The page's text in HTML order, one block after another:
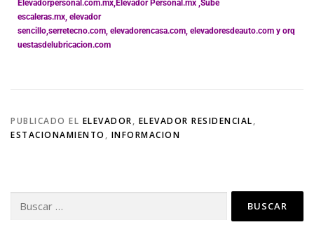
Elevadorpersonal.com.mx Elevador Personal.mx , Sube
escaleras.mx elevador
sencillo, serretecno.com, elevadorencasa.com, elevadoresdeauto.com y orq
uestasdelubricacion.com
PUBLICADO EL ELEVADOR, ELEVADOR RESIDENCIAL,
ESTACIONAMIENTO , INFORMACION